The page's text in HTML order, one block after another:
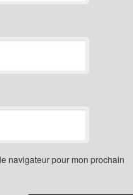
navigateur pour mon prochain